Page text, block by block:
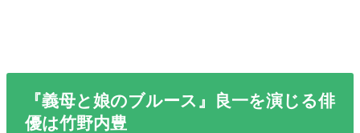
『義母と娘のブルース』良一を演じる俳
優は竹野内豊